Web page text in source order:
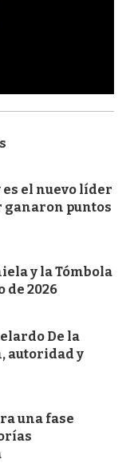
el nuevo líder
ganaron puntos
y la Tómbola
de 2026
De la
autoridad y
una fase